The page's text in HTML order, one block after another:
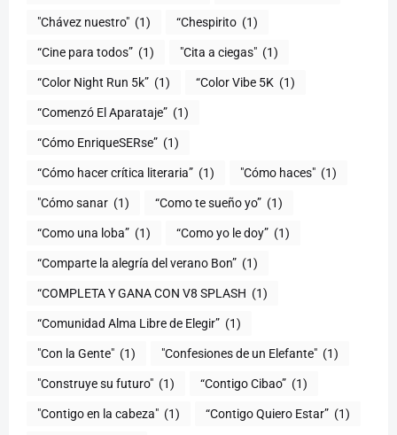
"Chávez nuestro" (1) “Chespirito (1)
“Cine para todos” (1) "Cita a ciegas" (1)
“Color Night Run 5k” (1) “Color Vibe 5K (1)
“Comenzó El Aparataje” (1)
“Cómo EnriqueSERse” (1)
(1) "Cómo haces" (1)
"Cómo sanar (1) “Como te sueño yo” (1)
“Como una loba” (1) “Como yo le doy” (1)
“Comparte la alegría del verano Bon” (1)
“COMPLETA Y GANA CON V8 SPLASH (1)
“Comunidad Alma Libre de Elegir” (1)
"Con la Gente" (1) "Confesiones de un Elefante" (1)
"Construye su futuro" (1) “Contigo Cibao” (1)
"Contigo en la cabeza" (1) “Contigo Quiero Estar” (1)